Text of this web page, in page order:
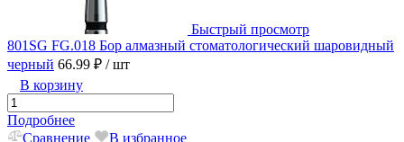
Быстрый просмотр
801SG FG.018 Бор алмазный стоматологический шаровидный
черный 66.99 ₽ / шт
В корзину
Подробнее
Сравнение
В избранное